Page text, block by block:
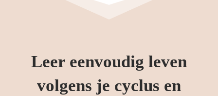
Leer eenvoudig leven
volgens je cyclus en